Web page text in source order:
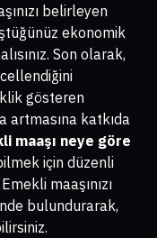
belirleyen
ekonomik
Son olarak,
gösteren
artmasına katkıda
maaşı neye göre
için düzenli
maaşınızı
bulundurarak,